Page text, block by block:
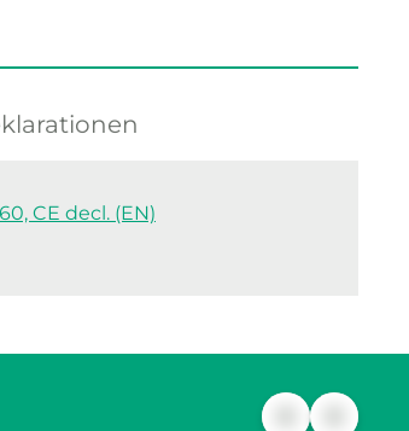
CE decl. (EN)